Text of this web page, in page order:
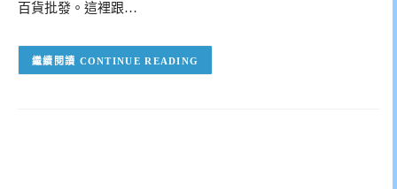
百貨批發。這裡跟…
CONTINUE READING